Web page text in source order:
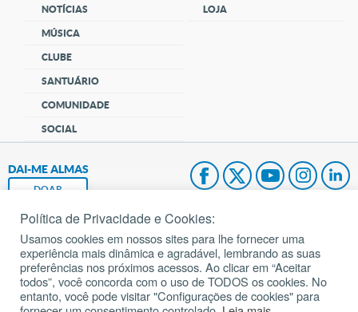
NOTÍCIAS
MÚSICA
CLUBE
SANTUÁRIO
COMUNIDADE
SOCIAL
LOJA
DAI-ME ALMAS
DOAR
Fundação João Paulo II
Pedido de Oração
Mapa do site
Política de Privacidade e Cookies:
Usamos cookies em nossos sites para lhe fornecer uma
experiência mais dinâmica e agradável, lembrando as suas
preferências nos próximos acessos. Ao clicar em “Aceitar
todos”, você concorda com o uso de TODOS os cookies. No
entanto, você pode visitar "Configurações de cookies" para